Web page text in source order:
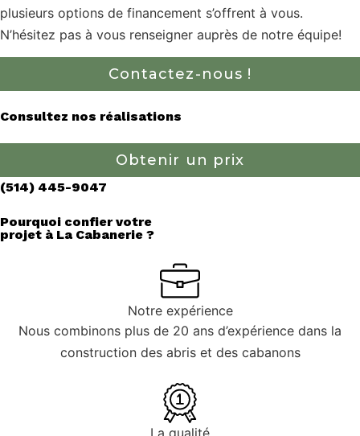
plusieurs options de financement s’offrent à vous.
N’hésitez pas à vous renseigner auprès de notre équipe!
Contactez-nous !
Consultez nos réalisations
Obtenir un prix
(514) 445-9047
Pourquoi confier votre
projet à La Cabanerie ?
Notre expérience
Nous combinons plus de 20 ans d’expérience dans la
construction des abris et des cabanons
La qualité